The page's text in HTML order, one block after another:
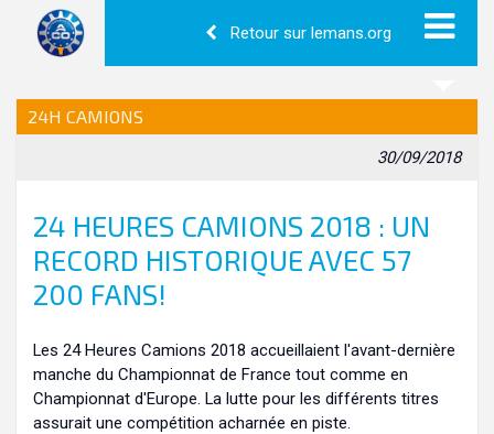
Retour sur lemans.org
24H CAMIONS
30/09/2018
24 HEURES CAMIONS 2018 : UN
RECORD HISTORIQUE AVEC 57
200 FANS!
Les 24 Heures Camions 2018 accueillaient l'avant-dernière
manche du Championnat de France tout comme en
Championnat d'Europe. La lutte pour les différents titres
assurait une compétition acharnée en piste.